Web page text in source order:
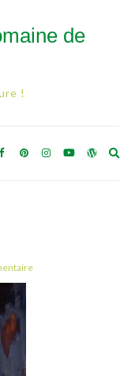
de
!